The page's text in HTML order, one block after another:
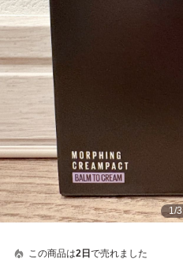
1/3
この商品は2日 で売れました